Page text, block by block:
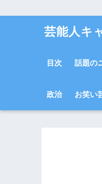
芸能人キ
目次 話題の
政治 お笑い